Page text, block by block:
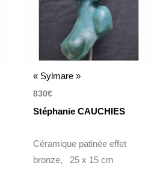
« Sylmare »
830€
Stéphanie CAUCHIES
Céramique patinée effet
bronze, 25 x 15 cm